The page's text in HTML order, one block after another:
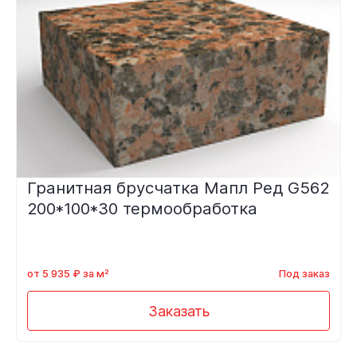
Гранитная брусчатка Мапл Ред G562
200*100*30 термообработка
от 5 935 ₽ за м² Под заказ
Заказать